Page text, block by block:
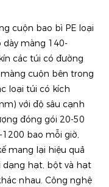
cuộn bao bì PE loại
dày màng 140-
các túi có đường
cuộn bên trong
loại túi có kích
với độ sâu cạnh
đóng gói 20-50
bao mỗi giờ,
mang lại hiệu quả
dạng hạt, bột và hạt
nhau. Công nghệ